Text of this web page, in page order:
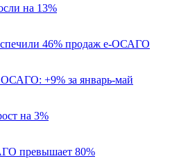
на 13%
46% продаж е-ОСАГО
+9% за январь-май
на 3%
превышает 80%